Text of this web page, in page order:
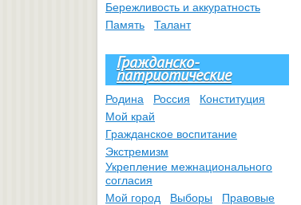
Бережливость и аккуратность
Память
Талант
Гражданско-
патриотические
Родина Россия
Конституция
Мой край
Гражданское воспитание
Экстремизм
Укрепление межнационального
согласия
Мой город
Выборы
Правовые